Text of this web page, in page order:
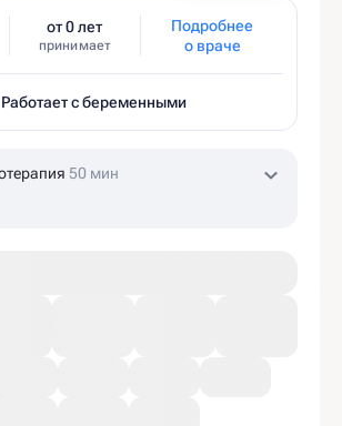
от 0 лет
принимает
Подробнее
о враче
Работает с беременными
50 мин